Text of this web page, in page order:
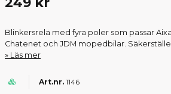
Blinkersrelä med fyra poler som passar
Chatenet och JDM mopedbilar.
Läs mer
1146